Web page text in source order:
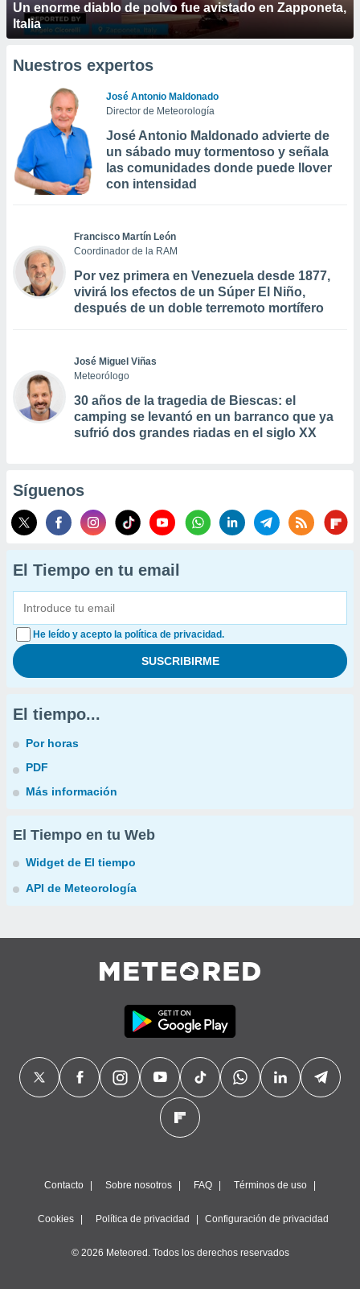
Un enorme diablo de polvo fue avistado en Zapponeta,
Italia
Nuestros expertos
José Antonio Maldonado
Director de Meteorología
José Antonio Maldonado advierte de
un sábado muy tormentoso y señala
las comunidades donde puede llover
con intensidad
Francisco Martín León
Coordinador de la RAM
Por vez primera en Venezuela desde 1877,
vivirá los efectos de un Súper El Niño,
después de un doble terremoto mortífero
José Miguel Viñas
Meteorólogo
30 años de la tragedia de Biescas: el
camping se levantó en un barranco que ya
sufrió dos grandes riadas en el siglo XX
Síguenos
El Tiempo en tu email
He leído y acepto la política de privacidad.
El tiempo...
Por horas
PDF
Más información
El Tiempo en tu Web
Widget de El tiempo
API de Meteorología
Contacto Sobre nosotros FAQ Términos de uso
Cookies Política de privacidad Configuración de privacidad
© 2026 Meteored. Todos los derechos reservados